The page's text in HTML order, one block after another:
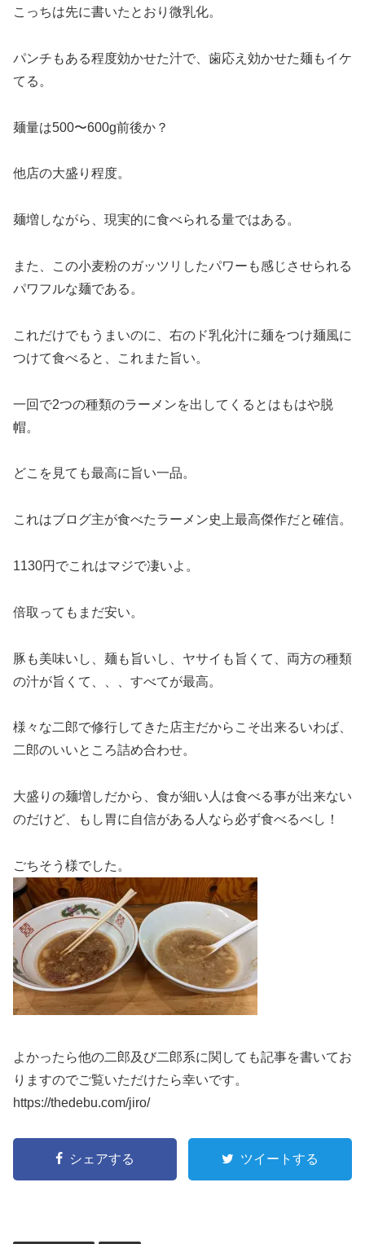
こっちは先に書いたとおり微乳化。
パンチもある程度効かせた汁で、歯応え効かせた麺もイケ
てる。
麺量は500〜600g前後か？
他店の大盛り程度。
麺増しながら、現実的に食べられる量ではある。
また、この小麦粉のガッツリしたパワーも感じさせられる
パワフルな麺である。
これだけでもうまいのに、右のド乳化汁に麺をつけ麺風に
つけて食べると、これまた旨い。
一回で2つの種類のラーメンを出してくるとはもはや脱
帽。
どこを見ても最高に旨い一品。
これはブログ主が食べたラーメン史上最高傑作だと確信。
1130円でこれはマジで凄いよ。
倍取ってもまだ安い。
豚も美味いし、麺も旨いし、ヤサイも旨くて、両方の種類
の汁が旨くて、、、すべてが最高。
様々な二郎で修行してきた店主だからこそ出来るいわば、
二郎のいいところ詰め合わせ。
大盛りの麺増しだから、食が細い人は食べる事が出来ない
のだけど、もし胃に自信がある人なら必ず食べるべし！
ごちそう様でした。
よかったら他の二郎及び二郎系に関しても記事を書いてお
りますのでご覧いただけたら幸いです。
https://thedebu.com/jiro/
シェアする ツイートする